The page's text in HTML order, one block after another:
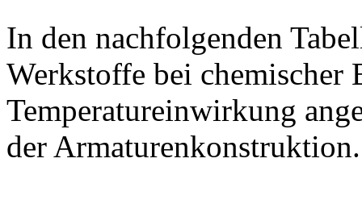
In den nachfolgenden
Werkstoffe bei chemischer
Temperatureinwirkung
der Armaturenkonstruktion.